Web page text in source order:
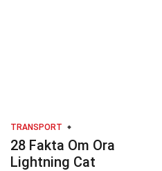
TRANSPORT
28 Fakta Om Ora
Lightning Cat